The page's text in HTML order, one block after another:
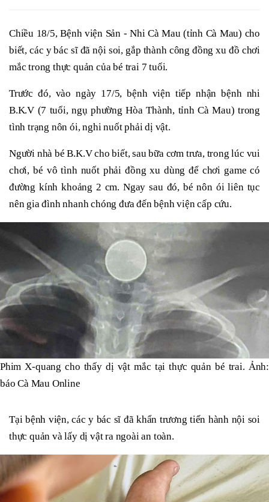
Chiều 18/5, Bệnh viện Sản - Nhi Cà Mau (tỉnh Cà Mau) cho
biết, các y bác sĩ đã nội soi, gắp thành công đồng xu đồ chơi
mắc trong thực quản của bé trai 7 tuổi.
Trước đó, vào ngày 17/5, bệnh viện tiếp nhận bệnh nhi
B.K.V (7 tuổi, ngụ phường Hòa Thành, tỉnh Cà Mau) trong
tình trạng nôn ói, nghi nuốt phải dị vật.
Người nhà bé B.K.V cho biết, sau bữa cơm trưa, trong lúc vui
chơi, bé vô tình nuốt phải đồng xu dùng để chơi game có
đường kính khoảng 2 cm. Ngay sau đó, bé nôn ói liên tục
nên gia đình nhanh chóng đưa đến bệnh viện cấp cứu.
Phim X-quang cho thấy dị vật mắc tại thực quản bé trai. Ảnh:
báo Cà Mau Online
Tại bệnh viện, các y bác sĩ đã khẩn trương tiến hành nội soi
thực quản và lấy dị vật ra ngoài an toàn.